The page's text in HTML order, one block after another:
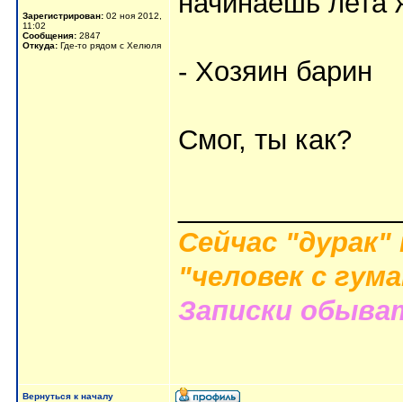
Зарегистрирован: 02 ноя 2012,
11:02
Сообщения: 2847
Откуда: Где-то рядом с Хелюля
- Хозяин барин
Смог, ты как?
Сейчас
"человек с
Записки
Вернуться к началу